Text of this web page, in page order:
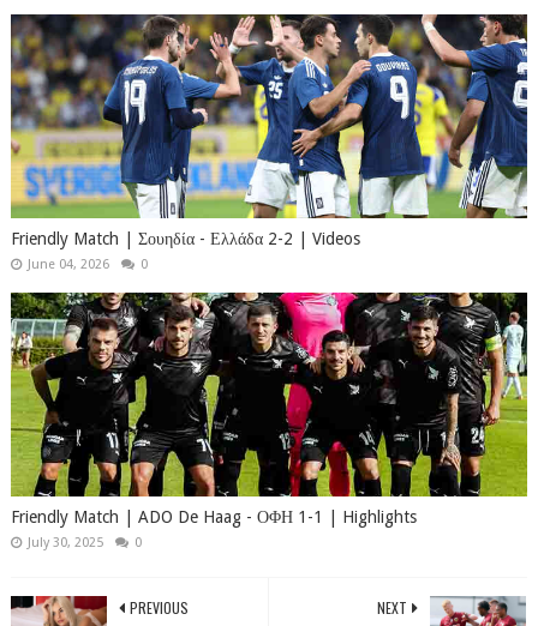
Friendly Match | Σουηδία - Ελλάδα 2-2 | Videos
June 04, 2026 0
Friendly Match | ADO De Haag - ΟΦΗ 1-1 | Highlights
July 30, 2025 0
NEXT
PREVIOUS